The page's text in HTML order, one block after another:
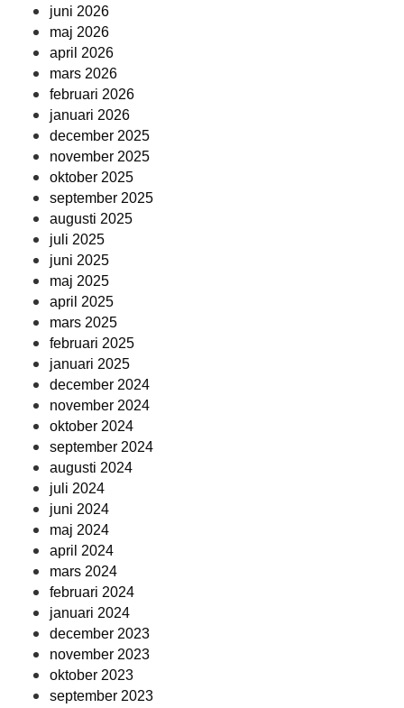
juni 2026
maj 2026
april 2026
mars 2026
februari 2026
januari 2026
december 2025
november 2025
oktober 2025
september 2025
augusti 2025
juli 2025
juni 2025
maj 2025
april 2025
mars 2025
februari 2025
januari 2025
december 2024
november 2024
oktober 2024
september 2024
augusti 2024
juli 2024
juni 2024
maj 2024
april 2024
mars 2024
februari 2024
januari 2024
december 2023
november 2023
oktober 2023
september 2023